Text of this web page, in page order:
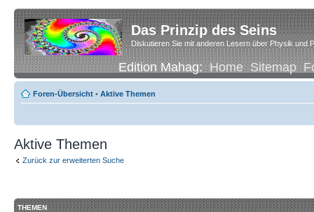
Das Prinzip des Seins
Diskutieren Sie mit anderen Lesern über Physik und
Edition Mahag:Home Sitemap
Foren-Übersicht • Aktive Themen
Aktive Themen
Zurück zur erweiterten Suche
THEMEN